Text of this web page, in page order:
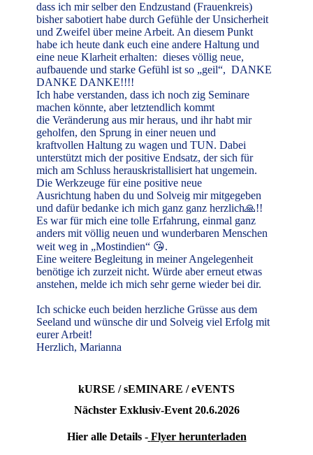
dass ich mir selber den Endzustand (Frauenkreis)
bisher sabotiert habe durch Gefühleder Unsicherheit
und Zweifel über meine Arbeit. An diesem Punkt
habe ich heute dank euch eineandere Haltung und
eine neue Klarheit erhalten: dieses völlig neue,
aufbauende und starke Gefühlist so „geil“, DANKE
DANKE DANKE!!!!
Ich habe verstanden, dass ich noch zig Seminare
machen könnte, aber letztendlich kommt
dieVeränderung aus mir heraus, und ihr habt mir
geholfen, den Sprung in einer neuen und
kraftvollenHaltung zu wagen und TUN. Dabei
unterstützt mich der positive Endsatz, der sich für
mich am Schluss herauskristallisiert hat ungemein.
Die Werkzeuge für eine positive neue
Ausrichtunghaben du und Solveig mir mitgegeben
und dafür bedanke ich mich ganz ganz herzlich🙏!!
Es war für mich eine tolle Erfahrung, einmal ganz
anders mit völlig neuen und wunderbarenMenschen
weit weg in „Mostindien“ 😘.
Eine weitere Begleitung in meiner Angelegenheit
benötige ich zurzeit nicht. Würde aber erneutetwas
anstehen, melde ich mich sehr gerne wieder bei dir.
Ich schicke euch beiden herzliche Grüsse aus dem
Seeland und wünsche dir und Solveigviel Erfolg mit
eurer Arbeit!
Herzlich, Marianna
kURSE / sEMINARE / eVENTS
Nächster Exklusiv-Event 20.6.2026
Hier alle Details - Flyer herunterladen